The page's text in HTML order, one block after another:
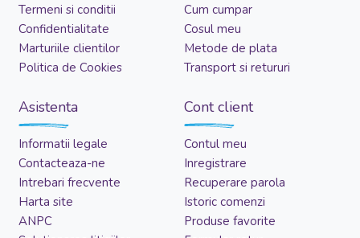
Termeni si conditii
Confidentialitate
Marturiile clientilor
Politica de Cookies
Cum cumpar
Cosul meu
Metode de plata
Transport si retururi
Asistenta
Informatii legale
Contacteaza-ne
Intrebari frecvente
Harta site
ANPC
Cont client
Contul meu
Inregistrare
Recuperare parola
Istoric comenzi
Produse favorite